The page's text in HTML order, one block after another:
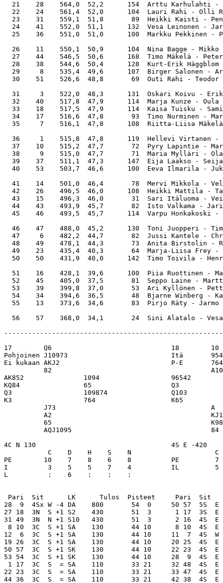
21    28    564,0  52,2      154  Arttu
22    24    561,4  52,0      104  Lauri
23    31    559,1  51,8       89  Heikki
24    41    552,0  51,1      132  Vesa
25    36    551,0  51,0      100  Markku
26    11    550,1  50,9      104  Nina Bagge
27    44    546,5  50,6      168  Timo
28    38    544,6  50,4      128  Kurt-
29     8    535,4  49,6      107  Birger
30    51    526,6  48,8       69  Outi Rahi -
31     3    522,0  48,3      131  Oskari Koivu -
32    40    517,8  47,9      114  Marja Kunze
33    18    517,5  47,9      114  Kaisa Tuisku -
34    17    516,6  47,8       93  Timo
35     7    516,1  47,8      108  Riitta-
36     1    515,8  47,8      119  Hellevi
37    10    515,2  47,7       72  Pyry
38     9    515,0  47,7       71  Maria
39    37    511,1  47,3      147  Eija
40    53    503,7  46,6      100  Eeva Ilmarila
41    14    501,0  46,4       78  Mervi
42    26    496,5  46,0      108  Heikki
43    15    496,3  46,0       31  Sari
44    43    493,9  45,7       82  Isto
45    46    493,5  45,7      114  Varpu
46    47    488,0  45,2      130  Toni
47     6    482,2  44,7       82  Jussi
48    49    478,1  44,3       73  Anita
49    23    435,4  40,3       64  Marja-
50    50    431,9  40,0      142  Timo
51    16    428,1  39,6      100  Piia Ruottinen
52    45    405,0  37,5       81  Seppo
53    39    399,8  37,0       53  Ari Kyllönen -
54    34    394,6  36,5       48  Bjarne
55    13    373,6  34,6       83  Pirjo Räty
17        Q6
Pohjoinen J10973
Ei kukaan AKJ2
82
AK852               1094                  96542
KQ84                65                    Q3
Q3                  109874                Q103
K3                  764                   K65
J73
A2
65
AQJ1095
4C N 130
C    D    H    S    N                     C
PE        10    7    8    6    8          PE
I          3    5    5    7    4          IL         5
L          :    6    :    :    :
Pari  Sit      LK      Tulos  Pisteet     Pari  Sit
28  9  4Sx W -4 DA    800       54  0     50 57  5S
27 18  3N  S +1 S2    430       51  3      1 17  3S
31 49  3N  N +1 S10   430       51  3      2 16  4S
8 10  3C  S +1 SA    130       44 10      8 10  4S
12  6  3C  S +1 SA    130       44 10     11  7  4S
19 26  3C  S +1 SA    130       44 10     20 25  4S
50 57  3C  S +1 SK    130       44 10     22 23  4S
53 54  3C  S +1 SK    130       44 10     28  9  4S
1 17  3C  S  = SA    110       33 21     32 48  4S
22 23  3C  S  = SA    110       33 21     33 47  4S
44 36  3C  S  = SA    110       33 21     42 38  4S